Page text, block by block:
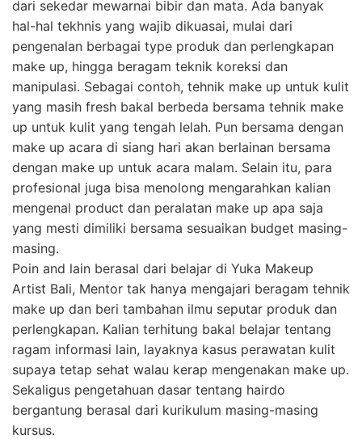
dari sekedar mewarnai bibir dan mata. Ada banyak
hal-hal tekhnis yang wajib dikuasai, mulai dari
pengenalan berbagai type produk dan perlengkapan
make up, hingga beragam teknik koreksi dan
manipulasi. Sebagai contoh, tehnik make up untuk kulit
yang masih fresh bakal berbeda bersama tehnik make
up untuk kulit yang tengah lelah. Pun bersama dengan
make up acara di siang hari akan berlainan bersama
dengan make up untuk acara malam. Selain itu, para
profesional juga bisa menolong mengarahkan kalian
mengenal product dan peralatan make up apa saja
yang mesti dimiliki bersama sesuaikan budget masing-
masing.
Poin and lain berasal dari belajar di Yuka Makeup
Artist Bali, Mentor tak hanya mengajari beragam tehnik
make up dan beri tambahan ilmu seputar produk dan
perlengkapan. Kalian terhitung bakal belajar tentang
ragam informasi lain, layaknya kasus perawatan kulit
supaya tetap sehat walau kerap mengenakan make up.
Sekaligus pengetahuan dasar tentang hairdo
bergantung berasal dari kurikulum masing-masing
kursus.